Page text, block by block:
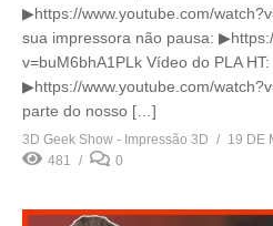
▶https://www.youtube.com/
sua impressora não pausa:
v=buM6bhA1PLk Vídeo do PLA HT:
▶https://www.youtube.com/
parte do nosso […]
3D Geek Show - Impressão 3D
19 DE
481
0